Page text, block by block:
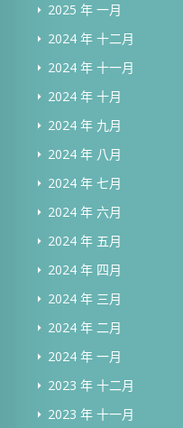
2025 年 一月
2024 年 十二月
2024 年 十一月
2024 年 十月
2024 年 九月
2024 年 八月
2024 年 七月
2024 年 六月
2024 年 五月
2024 年 四月
2024 年 三月
2024 年 二月
2024 年 一月
2023 年 十二月
2023 年 十一月